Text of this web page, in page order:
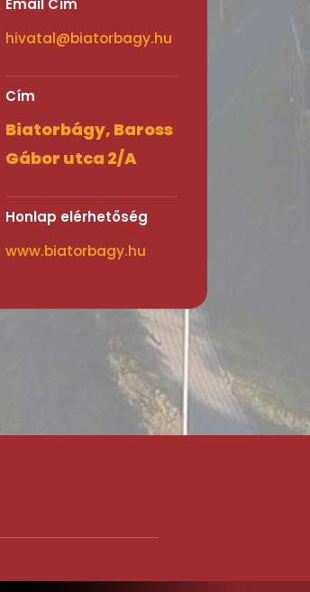
hivatal@biatorbagy.hu
Cím
Biatorbágy, Baross
Gábor utca 2/A
Honlap elérhetőség
www.biatorbagy.hu